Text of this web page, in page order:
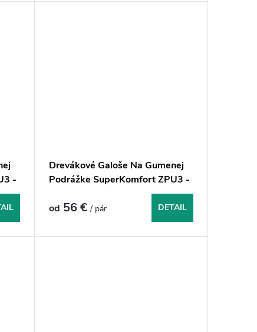
-
Drevákové Galoše Na Gumenej
Podrážke SuperKomfort ZPU3 -
od 56 €/ pár DETAIL